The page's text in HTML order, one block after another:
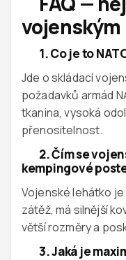
vojenským
1. Co je to
Jde o skládací
požadavků armád
tkanina, vysoká
přenositelnost.
2. Čím se
kempingové
Vojenské lehátko
zátěž, má silnější
větší rozměry a
3. Jaká je